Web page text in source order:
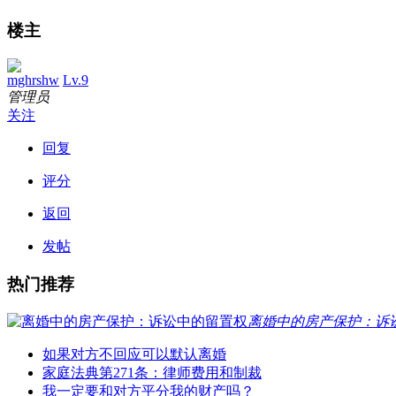
楼主
mghrshw Lv.9
管理员
关注
回复
评分
返回
发帖
热门推荐
离婚中的房产保护：诉
如果对方不回应可以默认离婚
家庭法典第271条：律师费用和制裁
我一定要和对方平分我的财产吗？